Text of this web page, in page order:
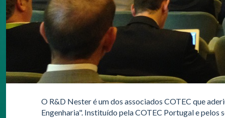
O R&D Nester é um dos associados COTEC que
Engenharia". Instituído pela COTEC Portugal e